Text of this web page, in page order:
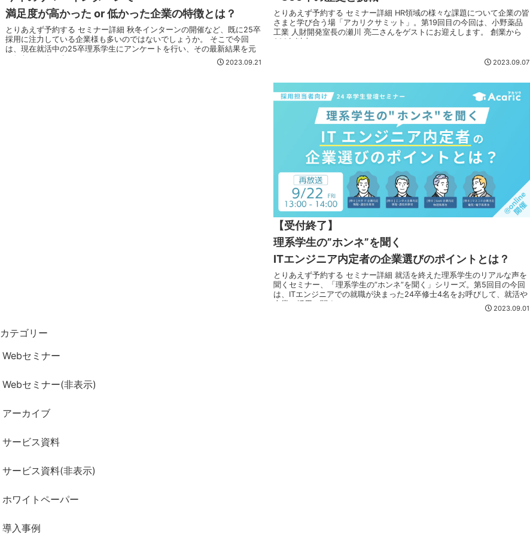
満足度が高かった or 低かった企業の特徴とは？
とりあえず予約する セミナー詳細 秋冬インターンの開催など、既に25卒
採用に注力している企業様も多いのではないでしょうか。 そこで今回
は、現在就活中の25卒理系学生にアンケートを行い、その最新結果を元
にしたセミナーを...
2023.09.21
とりあえず予約する セミナー詳細 HR領域の様々な課題について企業の皆
さまと学び合う場「アカリクサミット」。第19回目の今回は、小野薬品
工業 人財開発室長の瀬川 亮二さんをゲストにお迎えします。 創業から
300年以上...
2023.09.07
【受付終了】
理系学生の”ホンネ”を聞く
ITエンジニア内定者の企業選びのポイントとは？
とりあえず予約する セミナー詳細 就活を終えた理系学生のリアルな声を
聞くセミナー、「理系学生の”ホンネ”を聞く」シリーズ。第5回目の今回
は、ITエンジニアでの就職が決まった24卒修士4名をお呼びして、就活や
企業の採用に関す...
2023.09.01
カテゴリー
Webセミナー
Webセミナー(非表示)
アーカイブ
サービス資料
サービス資料(非表示)
ホワイトペーパー
導入事例